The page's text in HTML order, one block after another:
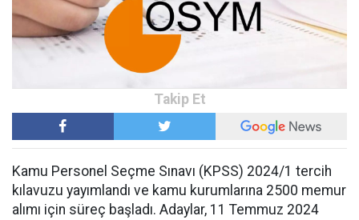
Kamu Personel Seçme Sınavı (KPSS) 2024/1 tercih
kılavuzu yayımlandı ve kamu kurumlarına 2500 memur
alımı için süreç başladı. Adaylar, 11 Temmuz 2024